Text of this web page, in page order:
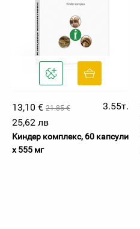
13,10 € 21.85 €
3.55т.
25,62 лв
Киндер комплекс, 60 капсули
х 555 мг